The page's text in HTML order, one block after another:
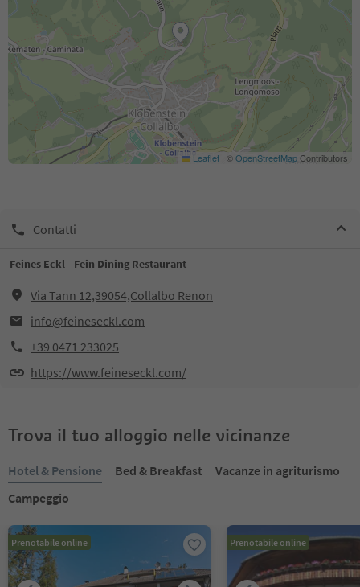
Leaflet | ©OpenStreetMapContributors
Contatti
Feines Eckl - Fein Dining Restaurant
Via Tann 12,39054,Collalbo Renon
info@feineseckl.com
+39 0471 233025
https://www.feineseckl.com/
Trova il tuo alloggio nelle vicinanze
Hotel & Pensione Bed & Breakfast
Vacanze in agriturismo
Campeggio
Prenotabile online Prenotabile online